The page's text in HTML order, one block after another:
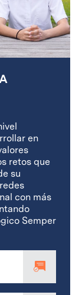
en
retos que
su
con más
Semper